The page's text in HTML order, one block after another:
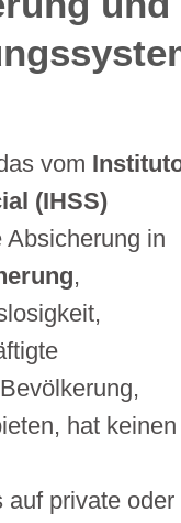
vom
(IHSS)
in
,
hat keinen
auf private oder